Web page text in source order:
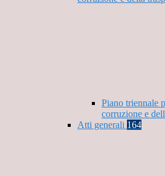
Piano triennale
corruzione e
Atti generali 164